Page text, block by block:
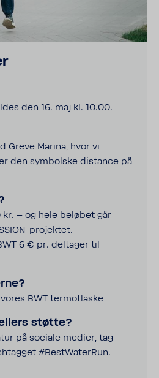
den 16. maj kl. 10.00.
Greve Marina, hvor vi
den symbolske distance på
– og hele beløbet går
​projektet.
6 € pr. deltager til
BWT termoflaske
støtte?
på sociale medier, tag
#BestWa­terRun.